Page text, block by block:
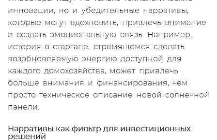
инновации, но и убедительные нарративы,
которые могут вдохновить, привлечь внимание
и создать эмоциональную связь. Например,
история о стартапе, стремящемся сделать
возобновляемую энергию доступной для
каждого домохозяйства, может привлечь
больше внимания и финансирования, чем
просто техническое описание новой солнечной
панели.
Нарративы как фильтр для инвестиционных
решений